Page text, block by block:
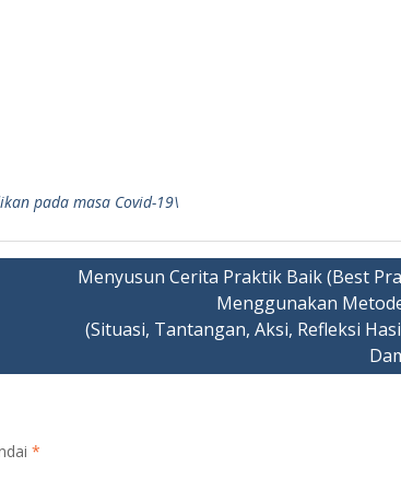
pada masa Covid-19\
Menyusun Cerita Praktik Baik (Best
Menggunakan
(Situasi, Tantangan, Aksi, Refleksi
*